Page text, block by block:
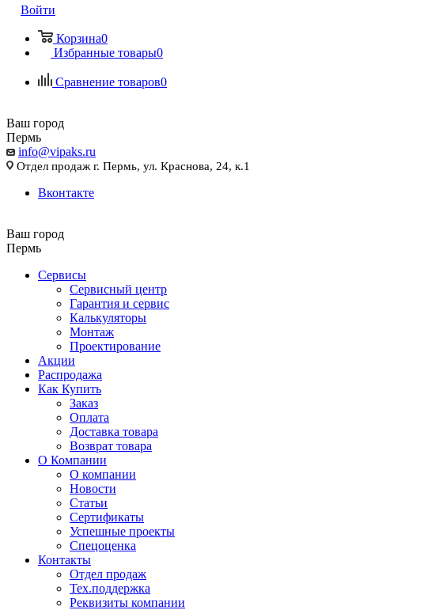
Войти
Корзина0
Избранные товары0
Сравнение товаров0
Ваш город
Пермь
info@vipaks.ru
Отдел продаж г. Пермь, ул. Краснова, 24, к.1
Вконтакте
Ваш город
Пермь
Сервисы
Сервисный центр
Гарантия и сервис
Калькуляторы
Монтаж
Проектирование
Акции
Распродажа
Как Купить
Заказ
Оплата
Доставка товара
Возврат товара
О Компании
О компании
Новости
Статьи
Сертификаты
Успешные проекты
Спецоценка
Контакты
Отдел продаж
Тех.поддержка
Реквизиты компании